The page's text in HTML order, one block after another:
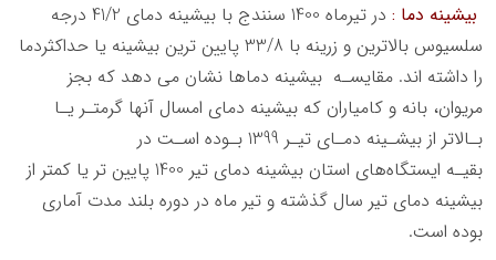
ﺑﯿﺸﯿﻨﻪ دﻣﺎ :
در ﺗﯿﺮﻣﺎه 1400 ﺳﻨﻨﺪج ﺑﺎ ﺑﯿﺸﯿﻨﻪ دﻣﺎي 41/2 درﺟﻪ
ﺳﻠﺴﯿﻮس ﺑﺎﻻﺗﺮﯾﻦ و زرﯾﻨﻪ ﺑﺎ 33/8 ﭘﺎﯾﯿﻦ ﺗﺮﯾﻦ ﺑﯿﺸﯿﻨﻪ ﯾﺎ ﺣﺪاﮐﺜﺮدﻣﺎ
را داﺷﺘﻪ اﻧﺪ. ﻣﻘﺎﯾﺴـﻪ ﺑﯿﺸﯿﻨﻪ دﻣﺎﻫﺎ ﻧﺸﺎن ﻣﯽ دﻫﺪ ﮐﻪ ﺑﺠﺰ
ﻣﺮﯾﻮان، ﺑﺎﻧﻪ و ﮐﺎﻣﯿﺎران ﮐﻪ ﺑﯿﺸﯿﻨﻪ دﻣﺎي اﻣﺴﺎل آﻧﻬﺎ ﮔﺮﻣﺘـﺮ ﯾـﺎ
ﺑـﺎﻻﺗﺮ از ﺑﯿﺸـﯿﻨﻪ دﻣـﺎي ﺗﯿـﺮ 1399 ﺑـﻮده اﺳـﺖ در
ﺑﻘﯿـﻪ اﯾﺴﺘﮕﺎهﻫﺎي اﺳﺘﺎن ﺑﯿﺸﯿﻨﻪ دﻣﺎي ﺗﯿﺮ 1400 ﭘﺎﯾﯿﻦ ﺗﺮ ﯾﺎ ﮐﻤﺘﺮ از
ﺑﯿﺸﯿﻨﻪ دﻣﺎي ﺗﯿﺮ ﺳﺎل ﮔﺬﺷﺘﻪ و ﺗﯿﺮ ﻣﺎه در دوره ﺑﻠﻨﺪ ﻣﺪت آﻣﺎري
ﺑﻮده اﺳﺖ.